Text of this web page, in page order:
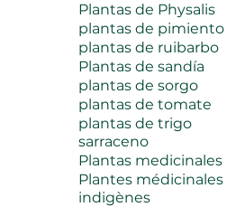
Plantas de Physalis
plantas de pimiento
plantas de ruibarbo
Plantas de sandía
plantas de sorgo
plantas de tomate
plantas de trigo
sarraceno
Plantas medicinales
Plantes médicinales
indigènes